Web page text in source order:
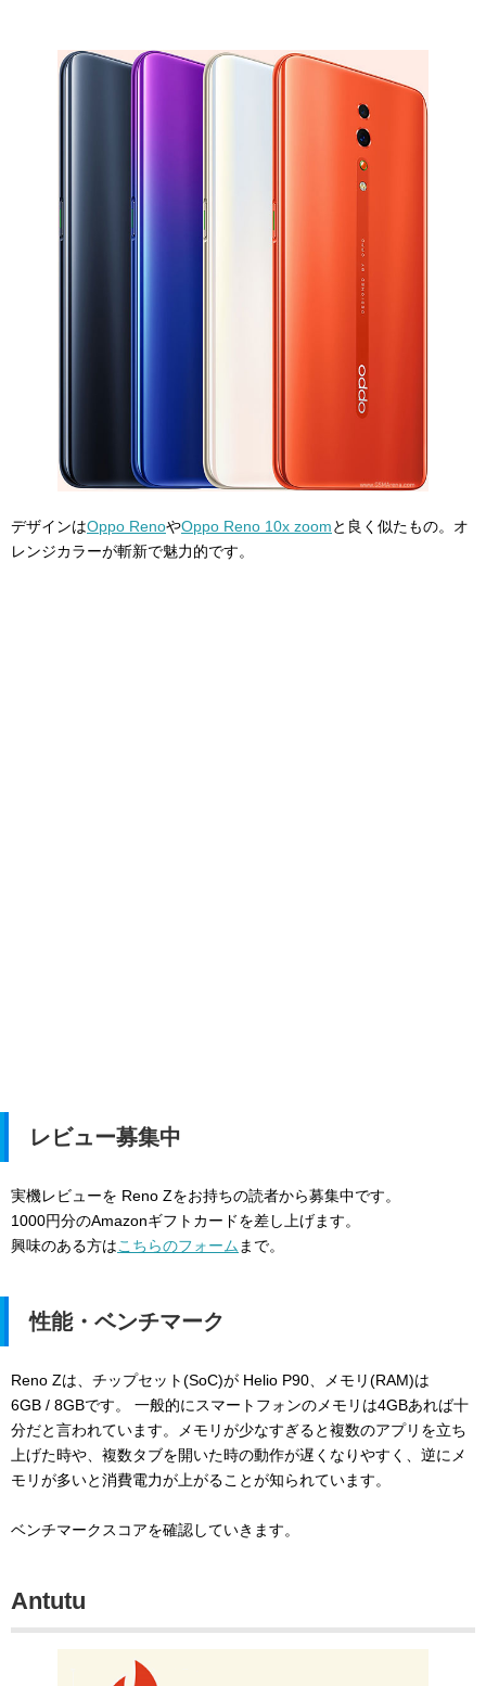
デザインはOppo RenoやOppo Reno 10x zoomと良く似たもの。オ
レンジカラーが斬新で魅力的です。
レビュー募集中
実機レビューを Reno Zをお持ちの読者から募集中です。
1000円分のAmazonギフトカードを差し上げます。
興味のある方はこちらのフォームまで。
性能・ベンチマーク
Reno Zは、チップセット(SoC)が Helio P90、メモリ(RAM)は
6GB / 8GBです。 一般的にスマートフォンのメモリは4GBあれば十
分だと言われています。メモリが少なすぎると複数のアプリを立ち
上げた時や、複数タブを開いた時の動作が遅くなりやすく、逆にメ
モリが多いと消費電力が上がることが知られています。
ベンチマークスコアを確認していきます。
Antutu